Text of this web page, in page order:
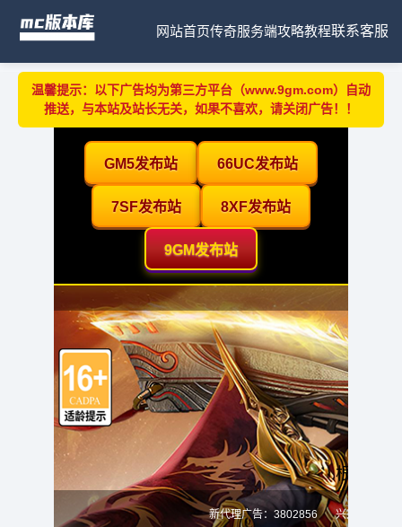
网站首页传奇服务端攻略教程联系客服
温馨提示：以下广告均为第三方平台（www.9gm.com）自动
推送，与本站及站长无关，如果不喜欢，请关闭广告！！